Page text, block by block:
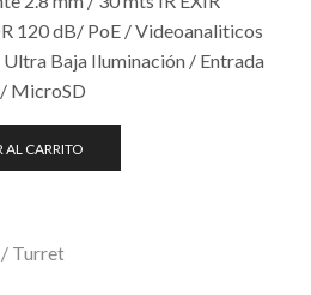
120 dB/ PoE / Videoanaliticos
Baja Iluminación / Entrada
MicroSD
AL CARRITO
Turret